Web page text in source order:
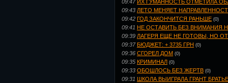
09:47 ИХ ГУМАННОСТЬ ОТМЕТИЛА
09:43 ЛЕТО МЕНЯЕТ
09:42 ГОД ЗАКОНЧИТСЯ РАНЬШЕ (0)
09:41 НЕ ОСТАВИТЬ БЕЗ ВНИМАНИЯ
09:39 ЛАГЕРЯ ЕЩЕ НЕ ГОТОВЫ, НО
09:37 БЮДЖЕТ: + 3735 ГРН (0)
09:36 СГОРЕЛ ДОМ (0)
09:35 КРИМИНАЛ (0)
09:33 ОБОШЛОСЬ БЕЗ ЖЕРТВ (0)
09:31
ШКОЛА ВЫИГРАЛА ГРАНТ